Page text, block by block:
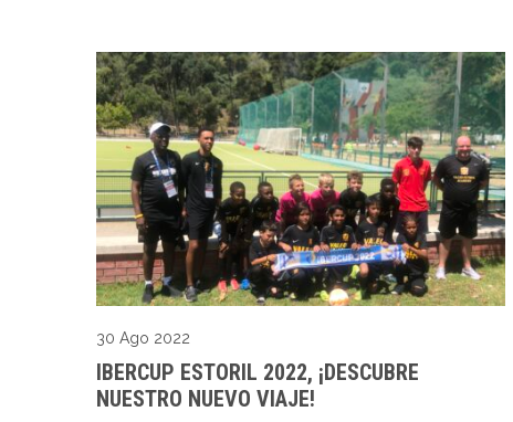
30 Ago 2022
IBERCUP ESTORIL 2022, ¡DESCUBRE
NUESTRO NUEVO VIAJE!